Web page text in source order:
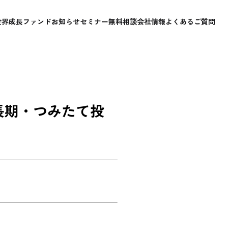
成長ファンドお知らせセミナー無料相談会社情報よくあるご質問
・つみたて投